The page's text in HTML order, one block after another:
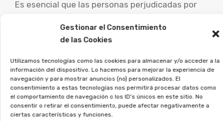
Gestionar el Consentimiento
de las Cookies
Utilizamos tecnologías como las cookies para almacenar y/o acceder a la
información del dispositivo. Lo hacemos para mejorar la experiencia de
navegación y para mostrar anuncios (no) personalizados. El
consentimiento a estas tecnologías nos permitirá procesar datos como
el comportamiento de navegación o los ID's únicos en este sitio. No
consentir o retirar el consentimiento, puede afectar negativamente a
ciertas características y funciones.
Es esencial que las personas perjudicadas por
experta para examinar su caso concreto y
En Afeban ayudamos a los
afectados a reclamar lo que
les corresponde.